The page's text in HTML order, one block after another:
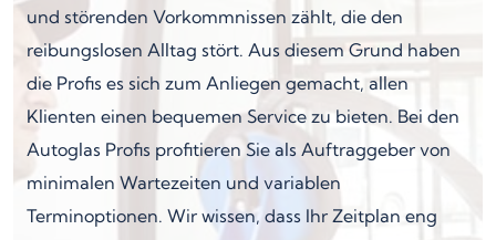
und störenden Vorkommnissen zählt, die den
reibungslosen Alltag stört. Aus diesem Grund haben
die Profis es sich zum Anliegen gemacht, allen
Klienten einen bequemen Service zu bieten. Bei den
Autoglas Profis profitieren Sie als Auftraggeber von
minimalen Wartezeiten und variablen
Terminoptionen. Wir wissen, dass Ihr Zeitplan eng